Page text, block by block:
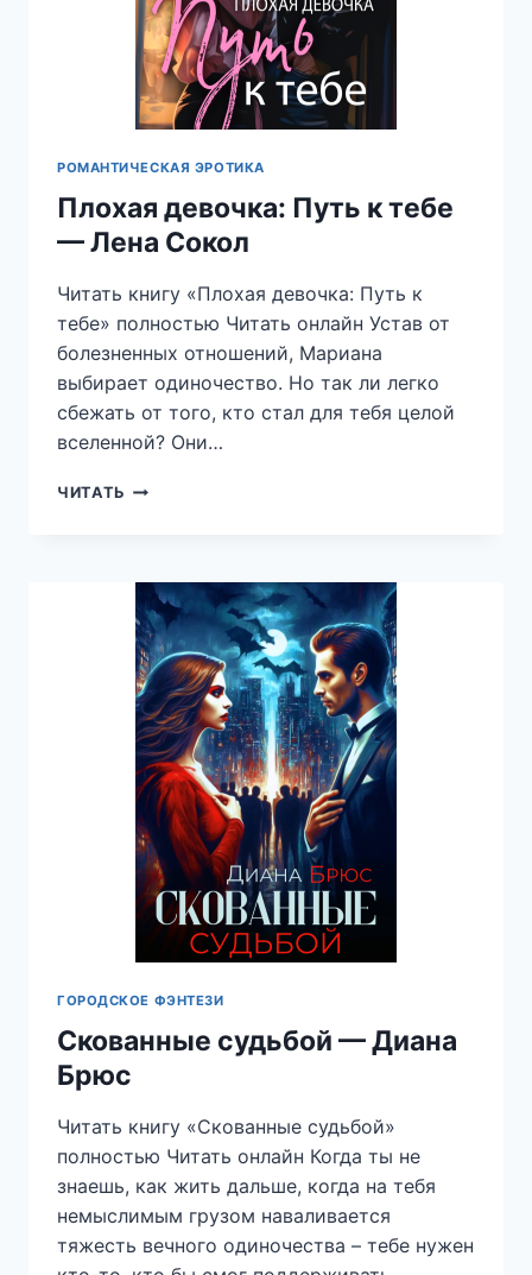
РОМАНТИЧЕСКАЯ ЭРОТИКА
Плохая девочка: Путь к тебе
— Лена Сокол
Читать книгу «Плохая девочка: Путь к
тебе» полностью Читать онлайн Устав от
болезненных отношений, Мариана
выбирает одиночество. Но так ли легко
сбежать от того, кто стал для тебя целой
вселенной? Они…
ЧИТАТЬ ПЛОХАЯ
ТЕБЕ
—
ЛЕНА
СОКОЛ
ГОРОДСКОЕ ФЭНТЕЗИ
Скованные судьбой — Диана
Брюс
Читать книгу «Скованные судьбой»
полностью Читать онлайн Когда ты не
знаешь, как жить дальше, когда на тебя
немыслимым грузом наваливается
тяжесть вечного одиночества – тебе нужен